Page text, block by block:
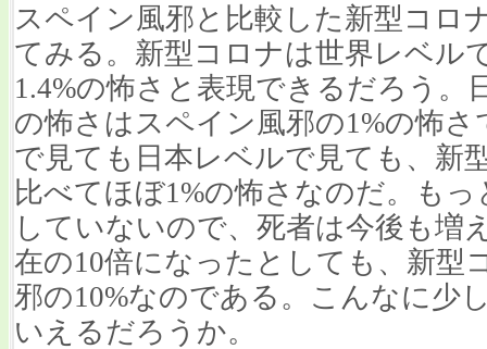
スペイン風邪と比較した新型コロ
てみる。新型コロナは世界レベル
1.4%の怖さと表現できるだろう。
の怖さはスペイン風邪の1%の怖
で見ても日本レベルで見ても、新
比べてほぼ1%の怖さなのだ。も
していないので、死者は今後も増
在の10倍になったとしても、新型
邪の10%なのである。こんなに少
いえるだろうか。